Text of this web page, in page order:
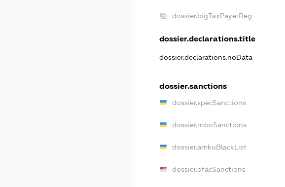
dossier.bigTaxPayerReg
dossier.declarations.title
dossier.declarations.noData
dossier.sanctions
dossier.specSanctions
dossier.rnboSanctions
dossier.amkuBlackList
dossier.ofacSanctions